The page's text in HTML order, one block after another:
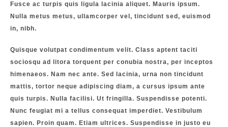
Fusce ac turpis quis ligula lacinia aliquet. Mauris ipsum.
Nulla metus metus, ullamcorper vel, tincidunt sed, euismod
in, nibh.
Quisque volutpat condimentum velit. Class aptent taciti
sociosqu ad litora torquent per conubia nostra, per inceptos
himenaeos. Nam nec ante. Sed lacinia, urna non tincidunt
mattis, tortor neque adipiscing diam, a cursus ipsum ante
quis turpis. Nulla facilisi. Ut fringilla. Suspendisse potenti.
Nunc feugiat mi a tellus consequat imperdiet. Vestibulum
sapien. Proin quam. Etiam ultrices. Suspendisse in justo eu